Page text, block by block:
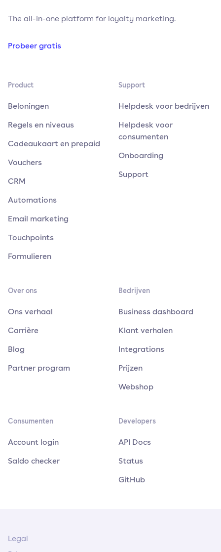
The all-in-one platform for loyalty marketing.
Probeer gratis
Product
Beloningen
Regels en niveaus
Cadeaukaart en prepaid
Vouchers
CRM
Automations
Email marketing
Touchpoints
Formulieren
Support
Helpdesk voor bedrijven
Helpdesk voor
consumenten
Onboarding
Support
Over ons
Ons verhaal
Carrière
Blog
Partner program
Bedrijven
Business dashboard
Klant verhalen
Integrations
Prijzen
Webshop
Consumenten
Account login
Saldo checker
Developers
API Docs
Status
GitHub
Legal